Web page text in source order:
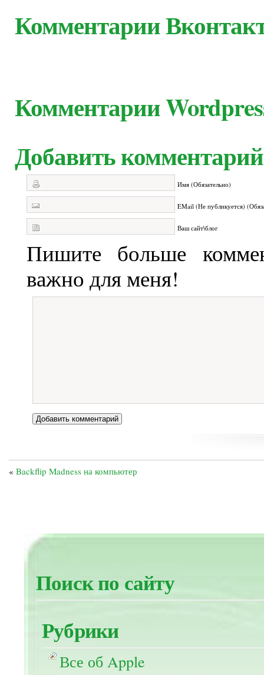
Комментарии
Комментарии
Добавить комментарий
Имя (Обязательно)
EMail (Не публикуется)
Ваш сайт\блог
Пишите больше
важно для меня!
« Backflip Madness на компьютер
Поиск по сайту
Рубрики
Все об Apple